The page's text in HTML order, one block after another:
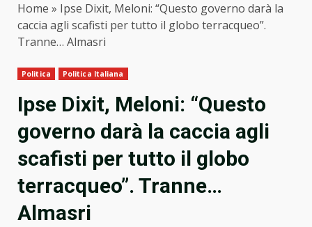
Home » Ipse Dixit, Meloni: “Questo governo darà la
caccia agli scafisti per tutto il globo terracqueo”.
Tranne… Almasri
Politica Politica Italiana
Ipse Dixit, Meloni: “Questo
governo darà la caccia agli
scafisti per tutto il globo
terracqueo”. Tranne…
Almasri